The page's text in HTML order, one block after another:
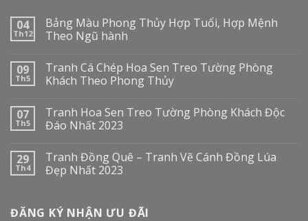
04
Th12
Bảng Màu Phong Thủy Hợp Tuổi, Hợp Mệnh
Theo Ngũ hành
09
Th5
Tranh Cá Chép Hoa Sen Treo Tường Phòng
Khách Theo Phong Thủy
07
Th5
Tranh Hoa Sen Treo Tường Phòng Khách Độc
Đáo Nhất 2023
29
Th4
Tranh Đồng Quê – Tranh Vẽ Cánh Đồng Lúa
Đẹp Nhất 2023
ĐĂNG KÝ NHẬN ƯU ĐÃI